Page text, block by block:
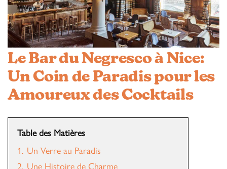
Le Bar du Negresco à Nice:
Un Coin de Paradis pour les
Amoureux des Cocktails
Table des Matières
1. Un Verre au Paradis
2. Une Histoire de Charme